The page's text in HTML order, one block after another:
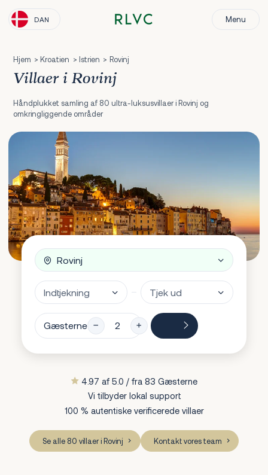
DAN Menu
Hjem Kroatien Istrien Rovinj
Villaer i Rovinj
Håndplukket samling af 80 ultra-luksusvillaer i Rovinj og
omkringliggende områder
Gæsterne
4.97 af 5.0 / fra 83 Gæsterne
Vi tilbyder lokal support
100 % autentiske verificerede villaer
Se alle 80 villaer i Rovinj Kontakt vores team